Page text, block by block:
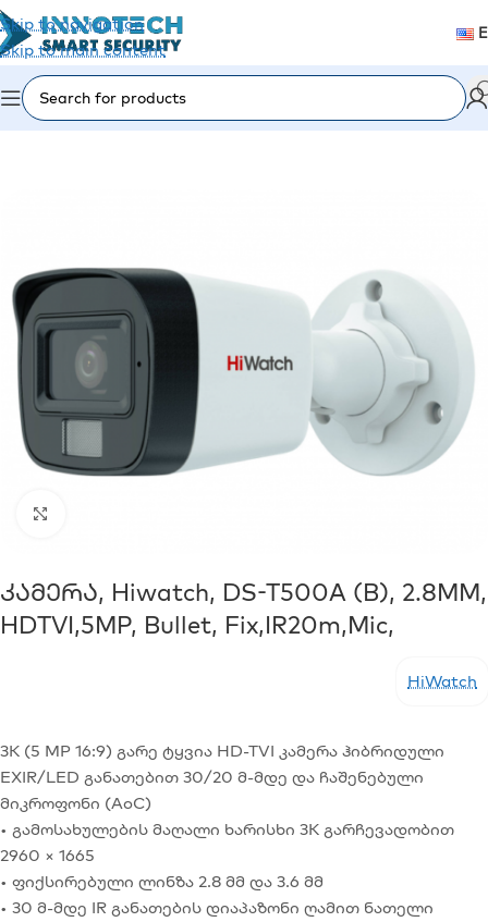
Skip to navigation
Skip to main content
Home/Video Surveillance/Analog Cameras (CVI/TVI)
Კამერა, Hiwatch, DS-T500A (B), 2.8MM,
HDTVI,5MP, Bullet, Fix,IR20m,Mic,
HiWatch
3K (5 MP 16:9) გარე ტყვია HD-TVI კამერა ჰიბრიდული
EXIR/LED განათებით 30/20 მ-მდე და ჩაშენებული
მიკროფონი (AoC)
• გამოსახულების მაღალი ხარისხი 3K გარჩევადობით
2960 × 1665
• ფიქსირებული ლინზა 2.8 მმ და 3.6 მმ
• 30 მ-მდე IR განათების დიაპაზონი ღამით ნათელი